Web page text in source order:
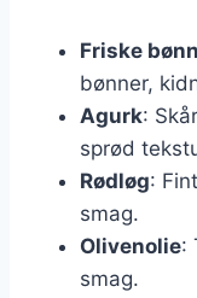
Friske
bønner,
Agurk:
sprød
Rødløg:
smag.
Olivenolie:
smag.